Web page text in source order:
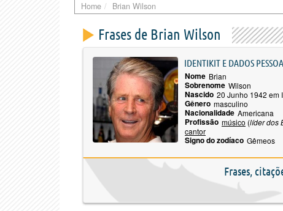
Home Brian Wilson
Frases de Brian Wilson
IDENTIKIT E DADOS
Nome Brian
Sobrenome Wilson
Nascido 20 Junho 1942 em
Gênero masculino
Nacionalidade Americana
Profissão músico (líder dos
cantor
Signo do zodíaco Gêmeos
Frases,